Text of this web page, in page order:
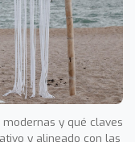
y qué claves
y alineado con las